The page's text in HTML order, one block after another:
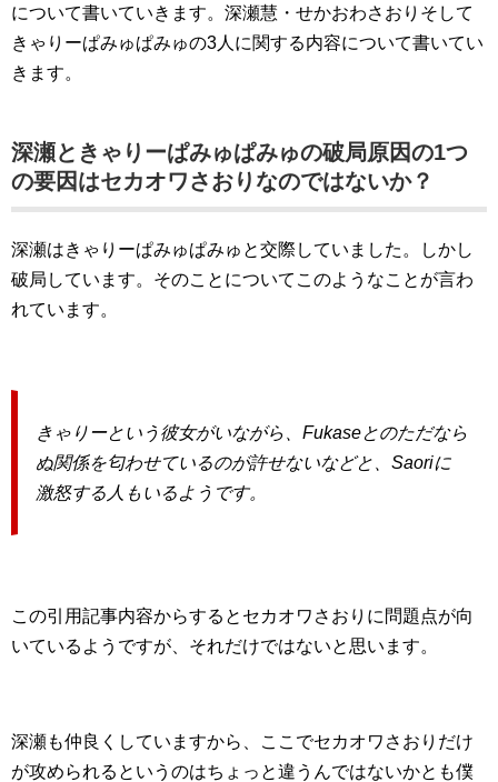
について書いていきます。深瀬慧・せかおわさおりそして
きゃりーぱみゅぱみゅの3人に関する内容について書いてい
きます。
深瀬ときゃりーぱみゅぱみゅの破局原因の1つ
の要因はセカオワさおりなのではないか？
深瀬はきゃりーぱみゅぱみゅと交際していました。しかし
破局しています。そのことについてこのようなことが言わ
れています。
きゃりーという彼女がいながら、Fukaseとのただなら
ぬ関係を匂わせているのが許せないなどと、Saoriに
激怒する人もいるようです。
この引用記事内容からするとセカオワさおりに問題点が向
いているようですが、それだけではないと思います。
深瀬も仲良くしていますから、ここでセカオワさおりだけ
が攻められるというのはちょっと違うんではないかとも僕